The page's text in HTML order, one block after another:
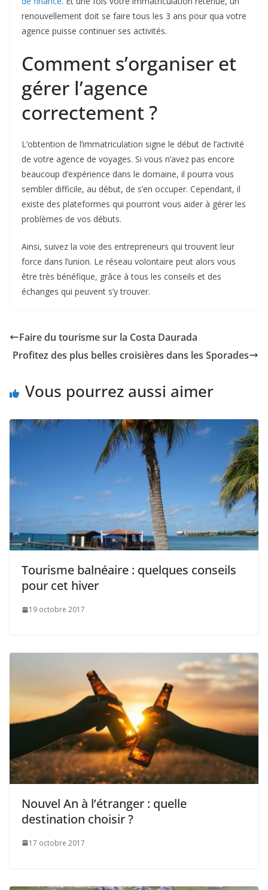
renouvellement doit se faire tous les 3 ans pour qua votre
agence puisse continuer ses activités.
Comment s’organiser et
gérer l’agence
correctement ?
L’obtention de l’immatriculation signe le début de l’activité
de votre agence de voyages. Si vous n’avez pas encore
beaucoup d’expérience dans le domaine, il pourra vous
sembler difficile, au début, de s’en occuper. Cependant, il
existe des plateformes qui pourront vous aider à gérer les
problèmes de vos débuts.
Ainsi, suivez la voie des entrepreneurs qui trouvent leur
force dans l’union. Le réseau volontaire peut alors vous
être très bénéfique, grâce à tous les conseils et des
échanges qui peuvent s’y trouver.
Faire du tourisme sur la Costa Daurada
Profitez des plus belles croisières dans les Sporades
Vous pourrez aussi aimer
Tourisme balnéaire : quelques conseils
pour cet hiver
19 octobre 2017
Nouvel An à l’étranger : quelle
destination choisir ?
17 octobre 2017